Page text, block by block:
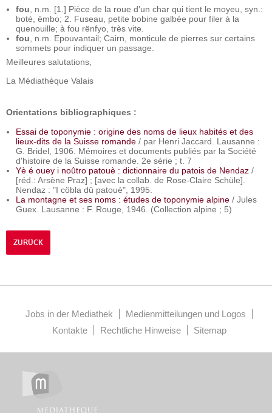
fou , n.m. [1.] Pièce de la roue d’un char qui tient le moyeu, syn.:
boté, ëmbo; 2. Fuseau, petite bobine galbée pour filer à la
quenouille; à fou rënfyo, très vite.
fou , n.m. Epouvantail; Cairn, monticule de pierres sur certains
sommets pour indiquer un passage.
Meilleures salutations,
La Médiathèque Valais
Orientations bibliographiques :
Essai de toponymie : origine des noms de lieux habités et des
lieux-dits de la Suisse romande / par Henri Jaccard. Lausanne :
G. Bridel, 1906. Mémoires et documents publiés par la Société
d'histoire de la Suisse romande. 2e série ; t. 7
Yè é ouey i noûtro patouè : dictionnaire du patois de Nendaz /
[réd.: Arsène Praz] ; [avec la collab. de Rose-Claire Schüle].
Nendaz : "I cöbla dû patouè", 1995.
La montagne et ses noms : études de toponymie alpine / Jules
Guex. Lausanne : F. Rouge, 1946. (Collection alpine ; 5)
ZURÜCK
Jobs in der Mediathek
Medienmitteilungen und Logos
Kontakte
Rechtliche Hinweise Sitemap